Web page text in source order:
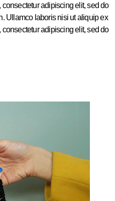
adipiscing elit, sed do
Ullamco laboris nisi ut aliquip ex
adipiscing elit, sed do